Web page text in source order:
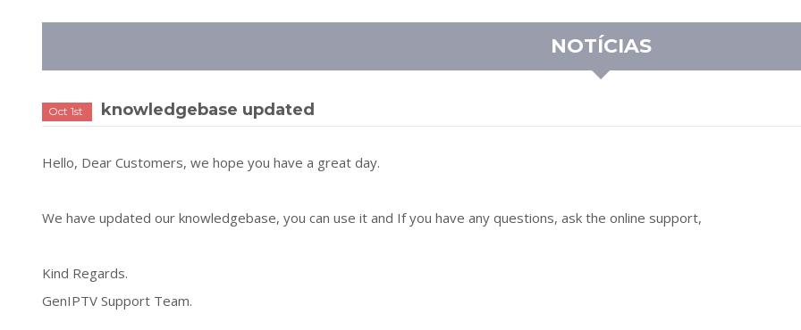
NOTÍCIAS
Oct 1st knowledgebase updated
Hello, Dear Customers, we hope you have a great day.
We have updated our knowledgebase, you can use it and If you have any questions, ask the online support,
Kind Regards.
GenIPTV Support Team.